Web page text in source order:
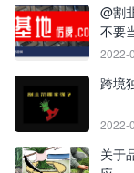
@割
不要
2022-
跨境
2022-
关于